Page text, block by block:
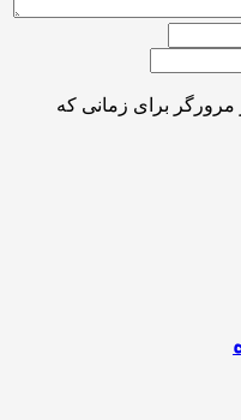
مرورگر برای زمانی که